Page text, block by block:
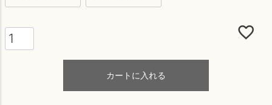
カートに入れる